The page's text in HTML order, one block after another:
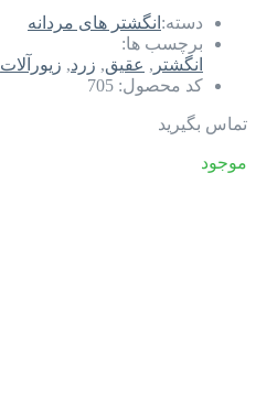
دسته: انگشتر های مردانه
برچسب ها:
انگشتر , عقیق, زرد, زیورآلات
کد محصول: 705
تماس بگیرید
موجود